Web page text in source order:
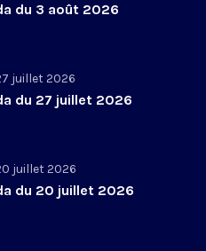
du 3 août 2026
juillet 2026
du 27 juillet 2026
juillet 2026
du 20 juillet 2026